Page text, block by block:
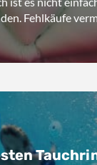
Fehlkäufe